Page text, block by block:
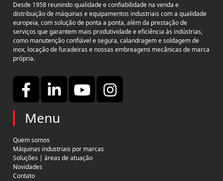
Desde 1958 reunindo qualidade e confiabilidade na venda e
distribuição de máquinas e equipamentos industriais com a qualidade
europeia, com solução de ponta a ponta, além da prestação de
serviços que garantem mais produtividade e eficiência às indústrias,
como manutenção confiável e segura, calandragem e soldagem de
inox, locação de furadeiras e nossas embreagens mecânicas de marca
própria.
Menu
Quem somos
Máquinas industriais por marcas
Soluções | áreas de atuação
Novidades
Contato